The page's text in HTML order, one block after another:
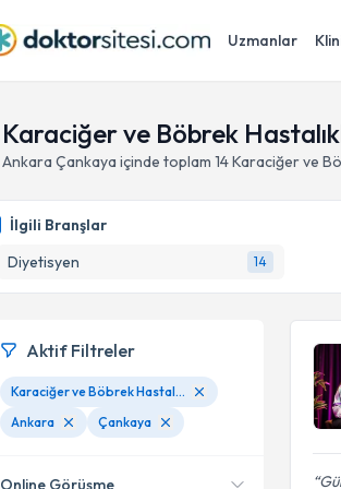
Uzmanlar
Karaciğer ve Böbrek
Ankara Çankaya içinde toplam 14Karaciğer ve
İlgili Branşlar
Diyetisyen
14
Aktif Filtreler
Karaciğer ve Böbrek Hastalıklarında Beslenme
Ankara
Çankaya
Online Görüşme